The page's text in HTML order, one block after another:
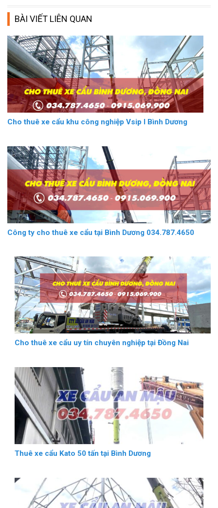
BÀI VIẾT LIÊN QUAN
Cho thuê xe cẩu khu công nghiệp Vsip I Bình Dương
Công ty cho thuê xe cẩu tại Bình Dương 034.787.4650
Cho thuê xe cẩu uy tín chuyên nghiệp tại Đồng Nai
Thuê xe cẩu Kato 50 tấn tại Bình Dương